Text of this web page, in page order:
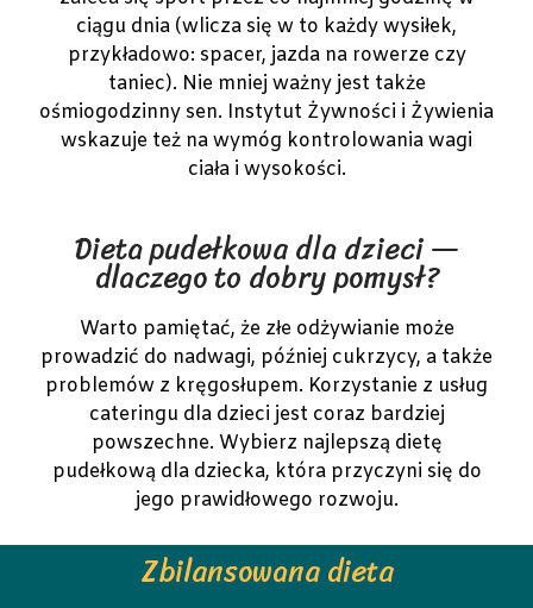
ciągu dnia (wlicza się w to każdy wysiłek,
przykładowo: spacer, jazda na rowerze czy
taniec). Nie mniej ważny jest także
ośmiogodzinny sen. Instytut Żywności i Żywienia
wskazuje też na wymóg kontrolowania wagi
ciała i wysokości.
Dieta pudełkowa dla dzieci —
dlaczego to dobry pomysł?
Warto pamiętać, że złe odżywianie może
prowadzić do nadwagi, później cukrzycy, a także
problemów z kręgosłupem. Korzystanie z usług
cateringu dla dzieci jest coraz bardziej
powszechne. Wybierz najlepszą dietę
pudełkową dla dziecka, która przyczyni się do
jego prawidłowego rozwoju.
Zbilansowana dieta